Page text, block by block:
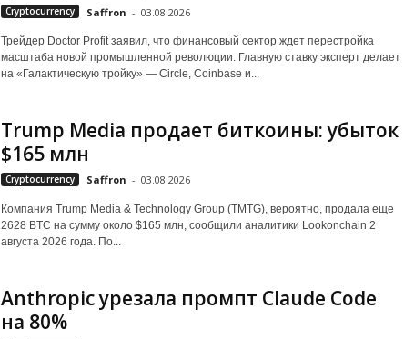
Cryptocurrency Saffron - 03.08.2026
Трейдер Doctor Profit заявил, что финансовый сектор ждет перестройка
масштаба новой промышленной революции. Главную ставку эксперт делает
на «Галактическую тройку» — Circle, Coinbase и...
Trump Media продает биткоины: убыток
$165 млн
Cryptocurrency Saffron - 03.08.2026
Компания Trump Media & Technology Group (TMTG), вероятно, продала еще
2628 BTC на сумму около $165 млн, сообщили аналитики Lookonchain 2
августа 2026 года. По...
Anthropic урезала промпт Claude Code
на 80%